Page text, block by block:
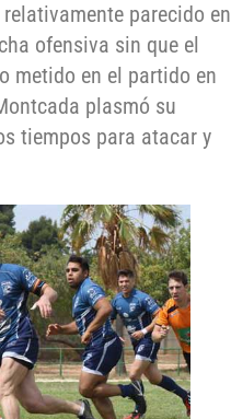
parecido en
ofensiva sin que el
metido en el partido en
plasmó su
tiempos para atacar y